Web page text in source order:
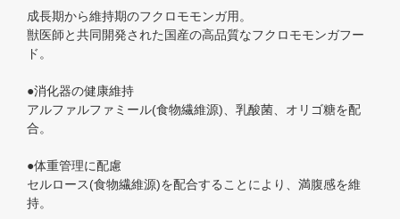
成長期から維持期のフクロモモンガ用。
獣医師と共同開発された国産の高品質なフクロモモンガフー
ド。
●消化器の健康維持
アルファルファミール(食物繊維源)、乳酸菌、オリゴ糖を配
合。
●体重管理に配慮
セルロース(食物繊維源)を配合することにより、満腹感を維
持。